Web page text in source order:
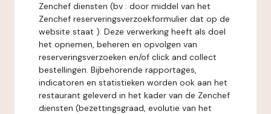
Zenchef diensten (bv : door middel van het
Zenchef reserveringsverzoekformulier dat op de
website staat ). Deze verwerking heeft als doel
het opnemen, beheren en opvolgen van
reserveringsverzoeken en/of click and collect
bestellingen. Bijbehorende rapportages,
indicatoren en statistieken worden ook aan het
restaurant geleverd in het kader van de Zenchef
diensten (bezettingsgraad, evolutie van het